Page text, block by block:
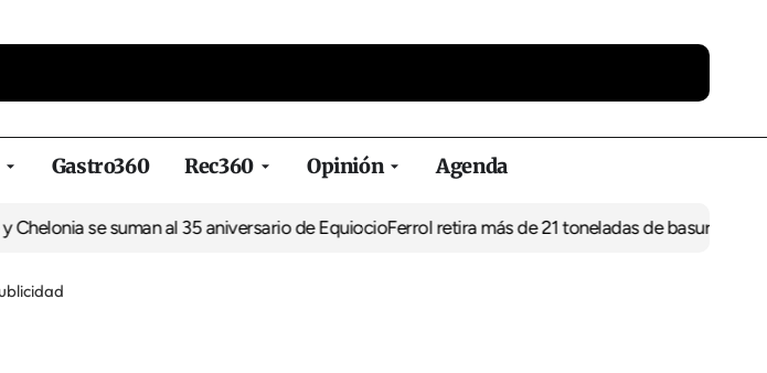
Gastro360 Rec360 Opinión Agenda
se suman al 35 aniversario de EquiocioFerrol retira más de 21 toneladas de basura de vertederos